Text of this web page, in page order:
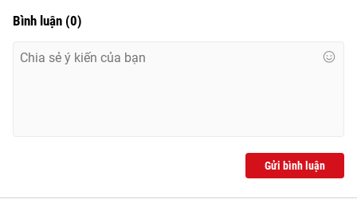
Bình luận (0)
Gửi bình luận